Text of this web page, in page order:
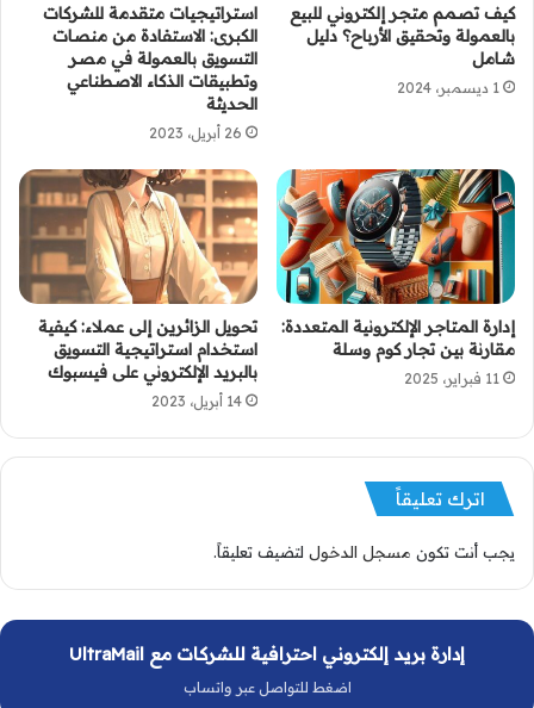
كيف تصمم متجر إلكتروني للبيع
بالعمولة وتحقيق الأرباح؟ دليل
شامل
1 ديسمبر، 2024
استراتيجيات متقدمة للشركات
الكبرى: الاستفادة من منصات
التسويق بالعمولة في مصر
وتطبيقات الذكاء الاصطناعي
الحديثة
26 أبريل، 2023
إدارة المتاجر الإلكترونية المتعددة:
مقارنة بين تجار كوم وسلة
11 فبراير، 2025
تحويل الزائرين إلى عملاء: كيفية
استخدام استراتيجية التسويق
بالبريد الإلكتروني على فيسبوك
14 أبريل، 2023
اترك تعليقاً
يجب أنت تكون مسجل الدخول لتضيف تعليقاً.
إدارة بريد إلكتروني احترافية للشركات مع UltraMail
اضغط للتواصل عبر واتساب